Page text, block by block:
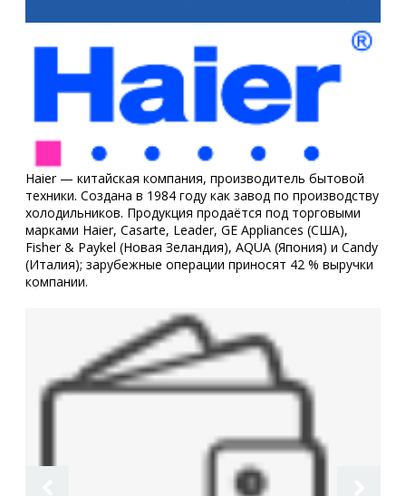
Haier — китайская компания, производитель бытовой
техники. Создана в 1984 году как завод по производству
холодильников. Продукция продаётся под торговыми
марками Haier, Casarte, Leader, GE Appliances (США),
Fisher & Paykel (Новая Зеландия), AQUA (Япония) и Candy
(Италия); зарубежные операции приносят 42 % выручки
компании.